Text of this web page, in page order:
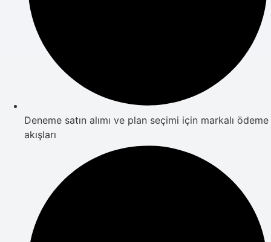
Deneme satın alımı ve plan seçimi için markalı ödeme
akışları